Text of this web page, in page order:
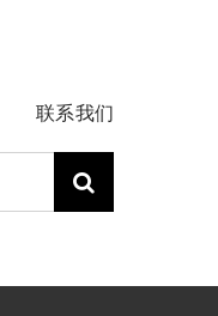
联系我们